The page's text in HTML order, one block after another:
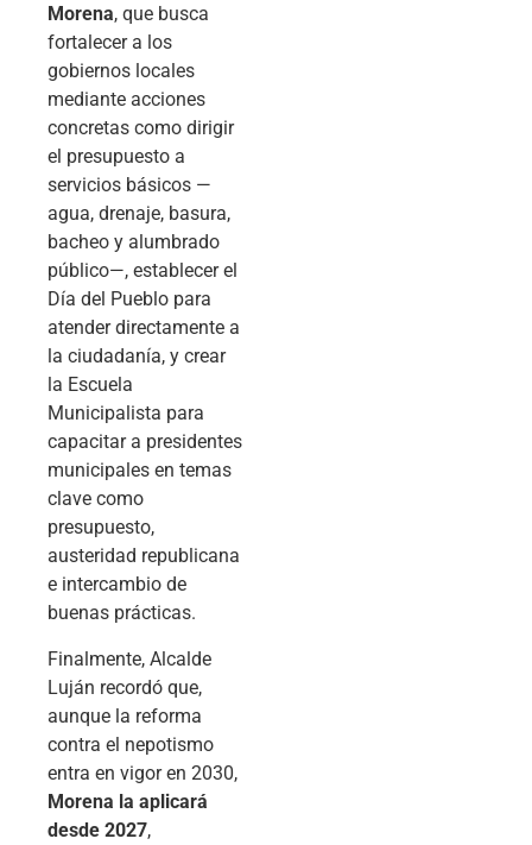
Morena, que busca
fortalecer a los
gobiernos locales
mediante acciones
concretas como dirigir
el presupuesto a
servicios básicos —
agua, drenaje, basura,
bacheo y alumbrado
público—, establecer el
Día del Pueblo para
atender directamente a
la ciudadanía, y crear
la Escuela
Municipalista para
capacitar a presidentes
municipales en temas
clave como
presupuesto,
austeridad republicana
e intercambio de
buenas prácticas.
Finalmente, Alcalde
Luján recordó que,
aunque la reforma
contra el nepotismo
entra en vigor en 2030,
Morena la aplicará
desde 2027,